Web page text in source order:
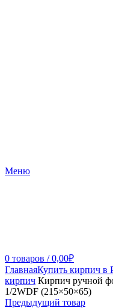
Меню
0 товаров / 0,00₽
ГлавнаяКупить кирпич в
кирпич Кирпич ручной
1/2WDF (215×50×65)
Предыдущий товар